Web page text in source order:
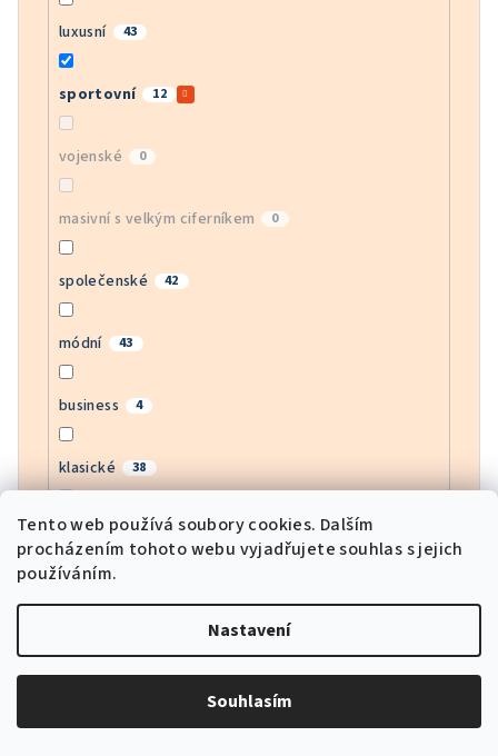
Tento web používá soubory cookies. Dalším
procházením tohoto webu vyjadřujete souhlas s jejich
používáním.
Nastavení
Souhlasím
luxusní 43
sportovní 12
vojenské 0
masivní s velkým ciferníkem 0
společenské 42
módní 43
business 4
klasické 38
bussines 0
army 0